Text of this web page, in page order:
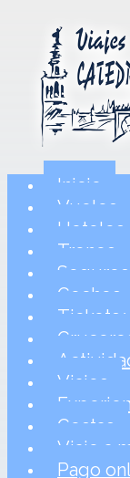
Inicio
Vuelos
Hoteles
Trenes
Seguros
Coches
Tickets
Viajes
Costas
Viaje a
Pago